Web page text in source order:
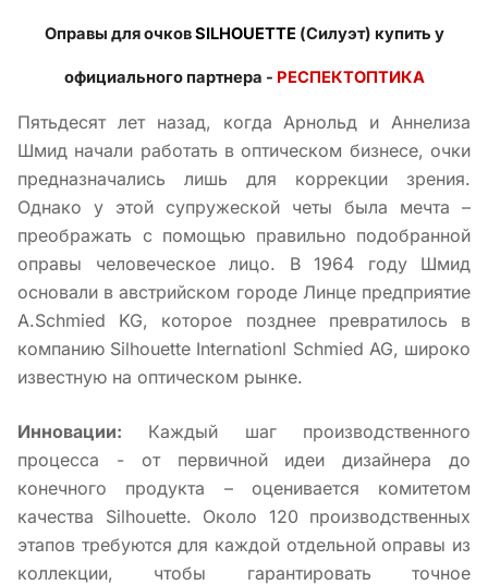
Оправы для очковSILHOUETTE(Силуэт) купить у
официального партнера - РЕСПЕКТОПТИКА
Пятьдесят лет назад, когда Арнольд и Аннелиза
Шмид начали работать в оптическом бизнесе, очки
предназначались лишь для коррекции зрения.
Однако у этой супружеской четы была мечта –
преображать с помощью правильно подобранной
оправы человеческое лицо. В 1964 году Шмид
основали в австрийском городе Линце предприятие
А.Schmied KG, которое позднее превратилось в
компанию Silhouette Internationl Schmied AG, широко
известную на оптическом рынке.
Инновации: Каждый шаг производственного
процесса - от первичной идеи дизайнера до
конечного продукта – оценивается комитетом
качества Silhouette. Около 120 производственных
этапов требуются для каждой отдельной оправы из
коллекции, чтобы гарантировать точное